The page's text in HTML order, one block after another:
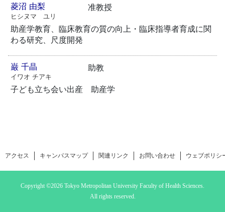
菱沼 由梨
ヒシヌマ ユリ
准教授
助産学教育、臨床教育の質の向上・臨床指導者育成に関
わる研究、尺度開発
巌 千晶
イワオ チアキ
助教
子ども立ち会い出産 助産学
アクセス キャンパスマップ 関連リンク お問い合わせ ウェブポリシ
Copyright ©2026 Tokyo Metropolitan University Faculty of Health Sciences.
All rights reserved.